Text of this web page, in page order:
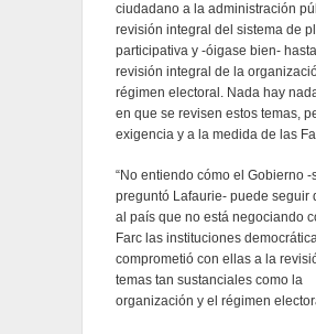
ciudadano a la administración
revisión integral del sistema de
participativa y -óigase bien-
revisión integral de la
régimen electoral. Nada hay
en que se revisen estos temas,
exigencia y a la medida de las
“No entiendo cómo el Gobierno -
preguntó Lafaurie- puede seguir
al país que no está negociando
Farc las instituciones
comprometió con ellas a la
temas tan sustanciales como la
organización y el régimen